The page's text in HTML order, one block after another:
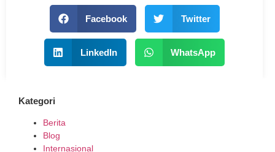
Facebook Twitter
LinkedIn WhatsApp
Kategori
Berita
Blog
Internasional